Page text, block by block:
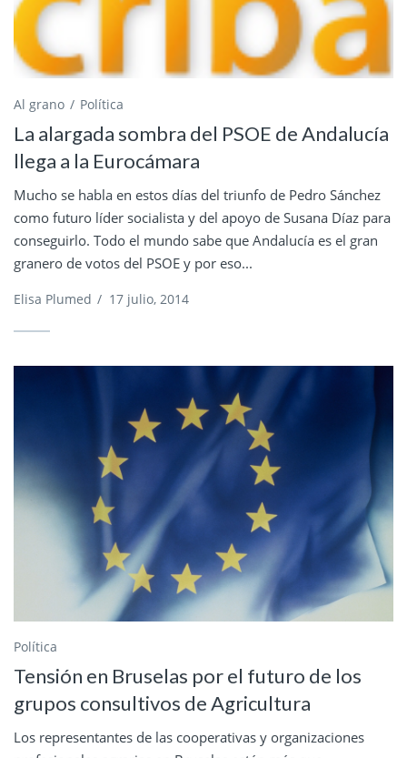
Al grano Política
La alargada sombra del PSOE de Andalucía
llega a la Eurocámara
Mucho se habla en estos días del triunfo de Pedro Sánchez
como futuro líder socialista y del apoyo de Susana Díaz para
conseguirlo. Todo el mundo sabe que Andalucía es el gran
granero de votos del PSOE y por eso...
Elisa Plumed / 17 julio, 2014
Política
Tensión en Bruselas por el futuro de los
grupos consultivos de Agricultura
Los representantes de las cooperativas y organizaciones